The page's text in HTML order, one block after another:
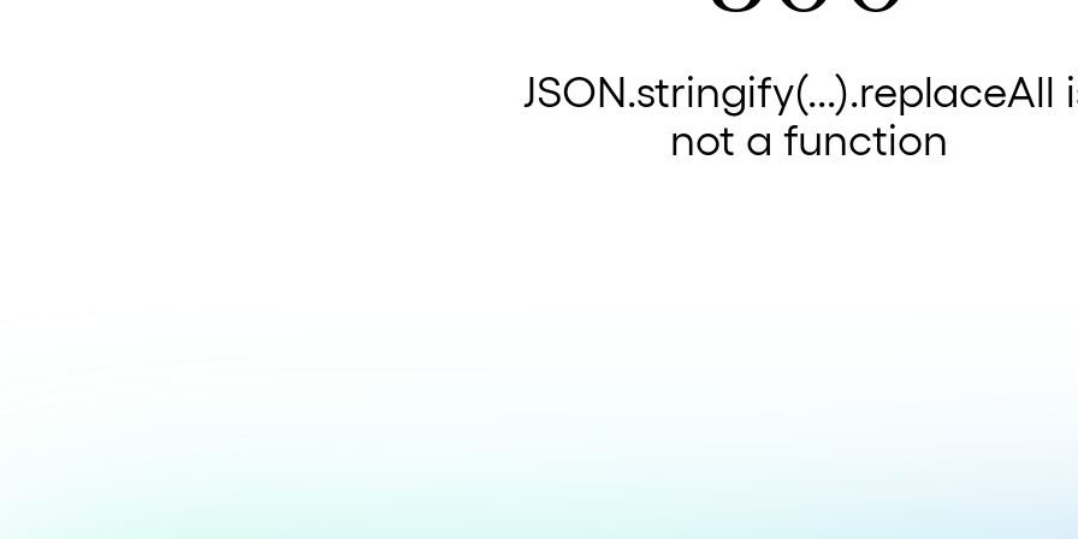
JSON.stringify(...).replaceAll
not a function